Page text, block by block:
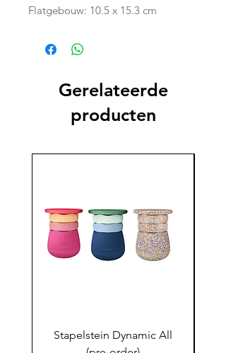
Flatgebouw: 10.5 x 15.3 cm
Gerelateerde
producten
Stapelstein Dynamic All